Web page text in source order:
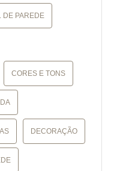
DE PAREDE
CORES E TONS
DECORAÇÃO